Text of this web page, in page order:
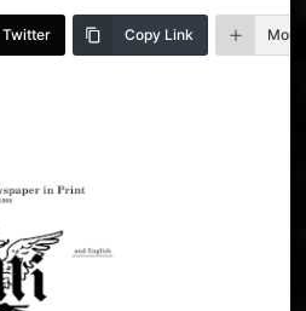
Twitter Copy Link More